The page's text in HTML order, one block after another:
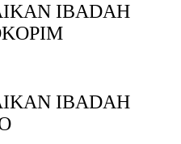
IBADAH
IBADAH